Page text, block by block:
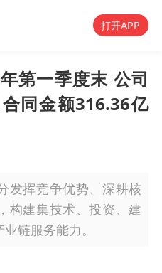
打开APP
第一季度末 公司
同金额316.36亿
发挥竞争优势、深耕核
构建集技术、投资、建
链服务能力。